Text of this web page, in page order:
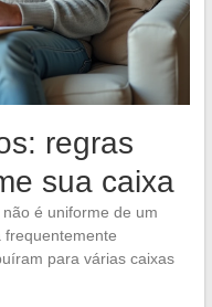
regras
sua caixa
é uniforme de um
frequentemente
para várias caixas